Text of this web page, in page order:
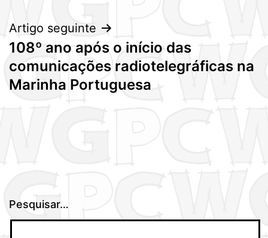
Artigo seguinte
108º ano após o início das
comunicações radiotelegráficas na
Marinha Portuguesa
Pesquisar…